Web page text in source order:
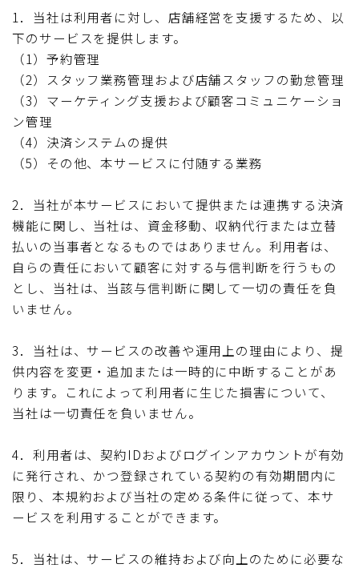
1．当社は利用者に対し、店舗経営を支援するため、以
下のサービスを提供します。
（1）予約管理
（2）スタッフ業務管理および店舗スタッフの勤怠管理
（3）マーケティング支援および顧客コミュニケーショ
ン管理
（4）決済システムの提供
（5）その他、本サービスに付随する業務
2．当社が本サービスにおいて提供または連携する決済
機能に関し、当社は、資金移動、収納代行または立替
払いの当事者となるものではありません。利用者は、
自らの責任において顧客に対する与信判断を行うもの
とし、当社は、当該与信判断に関して一切の責任を負
いません。
3．当社は、サービスの改善や運用上の理由により、提
供内容を変更・追加または一時的に中断することがあ
ります。これによって利用者に生じた損害について、
当社は一切責任を負いません。
4．利用者は、契約IDおよびログインアカウントが有効
に発行され、かつ登録されている契約の有効期間内に
限り、本規約および当社の定める条件に従って、本サ
ービスを利用することができます。
5．当社は、サービスの維持および向上のために必要な